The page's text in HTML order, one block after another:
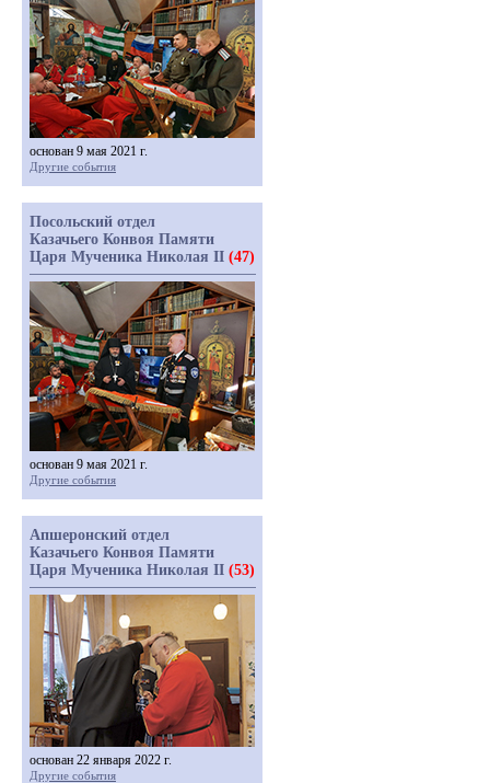
основан 9 мая 2021 г.
Другие события
Посольский отдел
Казачьего Конвоя Памяти
Царя Мученика Николая II (47)
основан 9 мая 2021 г.
Другие события
Апшеронский отдел
Казачьего Конвоя Памяти
Царя Мученика Николая II (53)
основан 22 января 2022 г.
Другие события